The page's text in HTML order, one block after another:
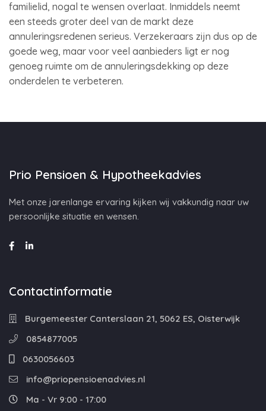
familielid, nogal te wensen overlaat. Inmiddels neemt
een steeds groter deel van de markt deze
annuleringsredenen serieus. Verzekeraars zijn dus op de
goede weg, maar voor veel aanbieders ligt er nog
genoeg ruimte om de annuleringsdekking op deze
onderdelen te verbeteren.
Prio Pensioen & Hypotheekadvies
Met onze jarenlange ervaring kijken wij vakkundig naar uw
persoonlijke situatie en wensen.
Contactinformatie
Burgemeester Canterslaan 21, 5062 ES, Oisterwijk
0854877005
0630056603
info@priopensioenadvies.nl
Ma - Vr 9:00 - 17:00